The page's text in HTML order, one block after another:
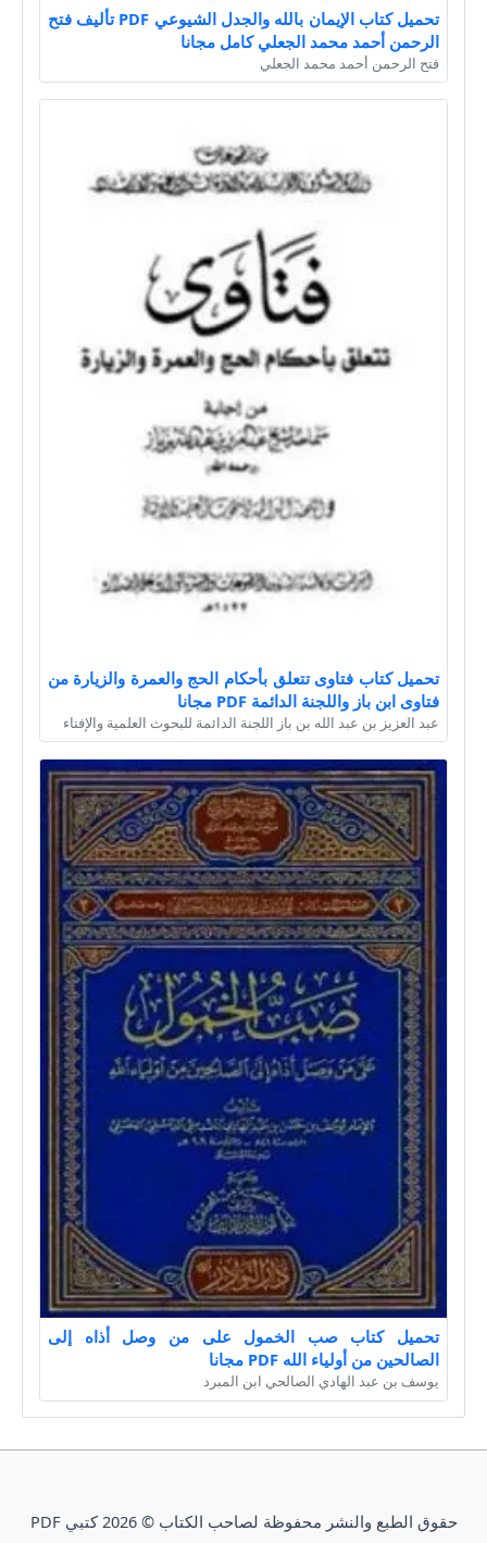
تحميل كتاب الإيمان بالله والجدل الشيوعي PDF تأليف فتح
الرحمن أحمد محمد الجعلي كامل مجانا
فتح الرحمن أحمد محمد الجعلي
تحميل كتاب فتاوى تتعلق بأحكام الحج والعمرة والزيارة من
فتاوى ابن باز واللجنة الدائمة PDF مجانا
عبد العزيز بن عبد الله بن باز اللجنة الدائمة للبحوث العلمية والإفتاء
تحميل كتاب صب الخمول على من وصل أذاه إلى
الصالحين من أولياء الله PDF مجانا
يوسف بن عبد الهادي الصالحي ابن المبرد
حقوق الطبع والنشر محفوظة لصاحب الكتاب © 2026 كتبي PDF